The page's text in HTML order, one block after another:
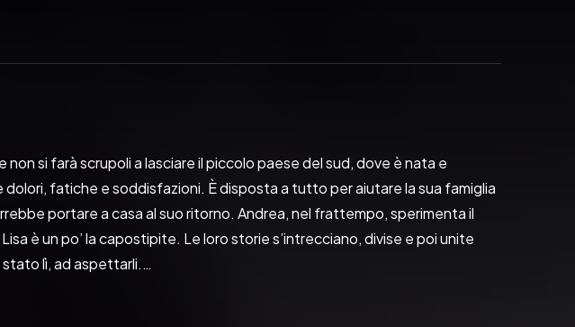
si farà scrupoli a lasciare il piccolo paese del sud, dove è nata e
fatiche e soddisfazioni. È disposta a tutto per aiutare la sua famiglia
portare a casa al suo ritorno. Andrea, nel frattempo, sperimenta il
è un po’ la capostipite. Le loro storie s’intrecciano, divise e poi unite
stato lì, ad aspettarli.